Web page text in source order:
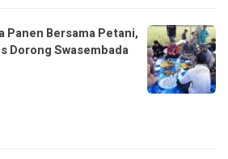
Panen Bersama Petani,
Dorong Swasembada